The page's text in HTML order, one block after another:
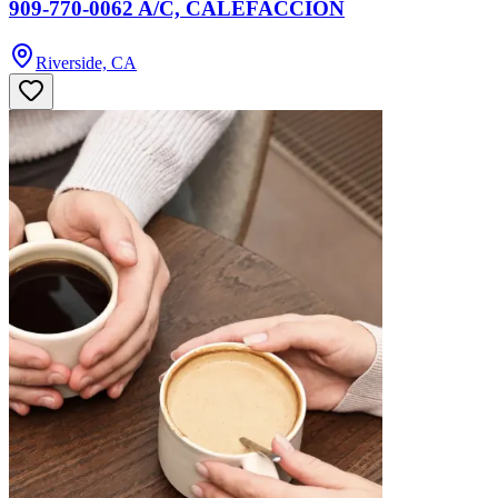
909-770-0062 A/C, CALEFACCIÓN
Riverside, CA